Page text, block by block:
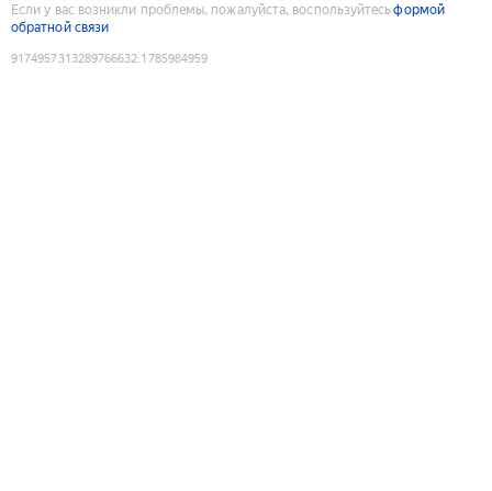
Если у вас возникли проблемы, пожалуйста, воспользуйтесьформой
обратной связи
9174957313289766632:1785984959